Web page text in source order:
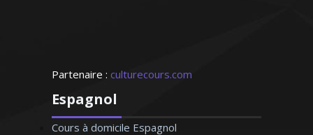
Partenaire : culturecours.com
Espagnol
Cours à domicile Espagnol